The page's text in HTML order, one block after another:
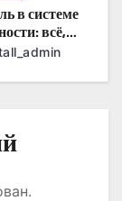
в системе
всё,